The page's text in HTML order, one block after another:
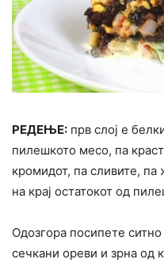
РЕДЕЊЕ: прв слој е
пилешкото месо, па
кромидот, па сливите, па
на крај остатокот од
Одозгора посипете
сечкани ореви и зрна од